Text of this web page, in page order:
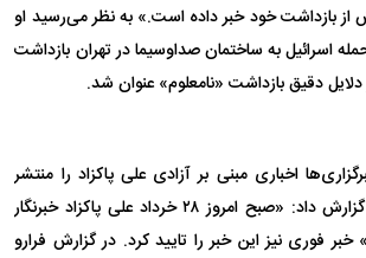
بازداشت خود خبر داده است.» به نظر می‌رسید او
اسرائیل به ساختمان صداوسیما در تهران بازداشت
دقیق بازداشت «نامعلوم» عنوان شد.
خبرگزاری‌ها اخباری مبنی بر آزادی علی پاکزاد را منتشر
کردند. خبرگزاری فرارو گزارش داد: «صبح امروز ۲۸ خرداد علی پاکزاد خبرنگار
فوری نیز این خبر را تایید کرد. در گزارش فرارو